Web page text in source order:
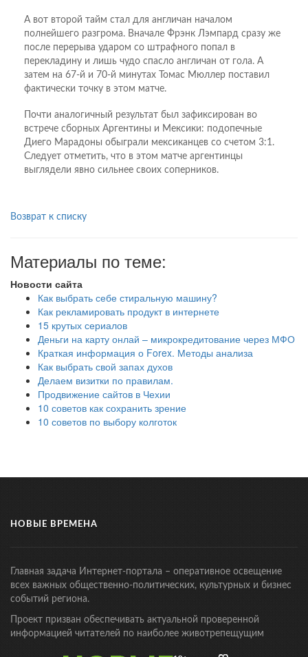
А вот второй тайм стал для англичан началом
полнейшего разгрома. Вначале Фрэнк Лэмпард сразу же
после перерыва ударом со штрафного попал в
перекладину и лишь чудо спасло англичан от гола. А
затем на 67-й и 70-й минутах Томас Мюллер поставил
фактически точку в этом матче.
Почти аналогичный результат был зафиксирован во
встрече сборных Аргентины и Мексики: подопечные
Диего Марадоны обыграли мексиканцев со счетом 3:1.
Следует отметить, что в этом матче аргентинцы
выглядели явно сильнее своих соперников.
Возврат к списку
Материалы по теме:
Новости сайта
Как выбрать себе стиральную машину?
Как рекламировать продукт в интернете
15 крутых сериалов
Деньги на карту онлай – микрокредитование через МФО
Краткая информация о Forex. Методы анализа
Как выбрать свой запах духов
Делаем визитки по правилам.
Продвижение сайтов в Чехии
10 советов как сохранить зрение
10 советов по выбору колготок
НОВЫЕ ВРЕМЕНА
Главная задача Интернет-портала – оперативное освещение
всех важных общественно-политических, культурных и бизнес
событий региона.
Проект призван обеспечивать актуальной проверенной
информацией читателей по наиболее животрепещущим